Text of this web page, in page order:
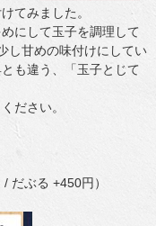
てみました。
にして玉子を調理して
し甘めの味付けにしてい
も違う、「玉子とじて
ださい。
だぶる +450円）